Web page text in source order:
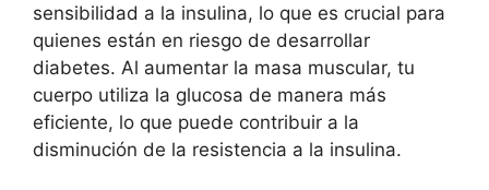
sensibilidad a la insulina, lo que es crucial para
quienes están en riesgo de desarrollar
diabetes. Al aumentar la masa muscular, tu
cuerpo utiliza la glucosa de manera más
eficiente, lo que puede contribuir a la
disminución de la resistencia a la insulina.